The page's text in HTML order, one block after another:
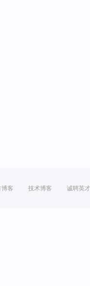
博客 技术博客 诚聘英才